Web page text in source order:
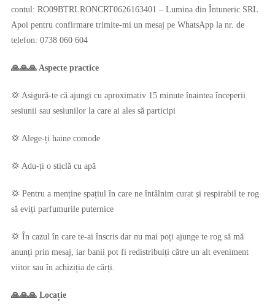
contul: RO09BTRLRONCRT0626163401 – Lumina din Întuneric SRL
Apoi pentru confirmare trimite-mi un mesaj pe WhatsApp la nr. de
telefon: 0738 060 604
🙏🙏🙏 Aspecte practice
💢 Asigură-te că ajungi cu aproximativ 15 minute înaintea începerii
sesiunii sau sesiunilor la care ai ales să participi
💢 Alege-ți haine comode
💢 Adu-ți o sticlă cu apă
💢 Pentru a menține spațiul în care ne întâlnim curat şi respirabil te rog
să eviți parfumurile puternice
💢 În cazul în care te-ai înscris dar nu mai poți ajunge te rog să mă
anunți prin mesaj, iar banii pot fi redistribuiți către un alt eveniment
viitor sau în achiziția de cărți.
🙏🙏🙏 Locație